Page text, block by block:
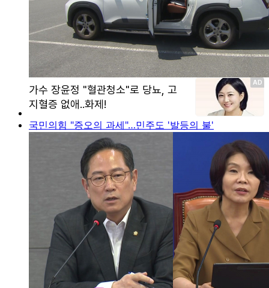
국민의힘 "증오의 과세"…민주도 '발등의 불'